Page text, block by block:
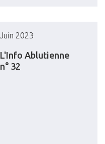
Juin 2023
L'Info Ablutienne
n° 32